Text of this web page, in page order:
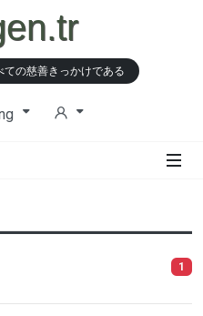
ての慈善きっかけである
1